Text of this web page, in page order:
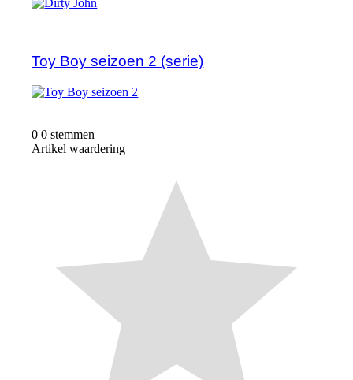
Toy Boy seizoen 2 (serie)
0 0 stemmen
Artikel waardering